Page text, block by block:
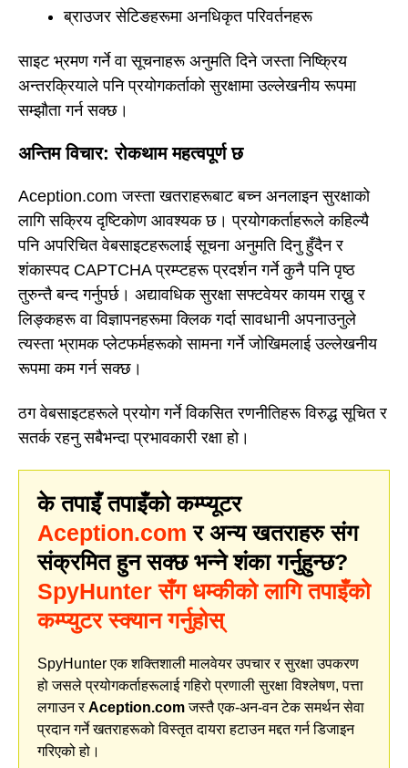
ब्राउजर सेटिङहरूमा अनधिकृत परिवर्तनहरू
साइट भ्रमण गर्ने वा सूचनाहरू अनुमति दिने जस्ता निष्क्रिय
अन्तरक्रियाले पनि प्रयोगकर्ताको सुरक्षामा उल्लेखनीय रूपमा
सम्झौता गर्न सक्छ।
अन्तिम विचार: रोकथाम महत्वपूर्ण छ
Aception.com जस्ता खतराहरूबाट बच्न अनलाइन सुरक्षाको
लागि सक्रिय दृष्टिकोण आवश्यक छ। प्रयोगकर्ताहरूले कहिल्यै
पनि अपरिचित वेबसाइटहरूलाई सूचना अनुमति दिनु हुँदैन र
शंकास्पद CAPTCHA प्रम्प्टहरू प्रदर्शन गर्ने कुनै पनि पृष्ठ
तुरुन्तै बन्द गर्नुपर्छ। अद्यावधिक सुरक्षा सफ्टवेयर कायम राख्नु र
लिङ्कहरू वा विज्ञापनहरूमा क्लिक गर्दा सावधानी अपनाउनुले
त्यस्ता भ्रामक प्लेटफर्महरूको सामना गर्ने जोखिमलाई उल्लेखनीय
रूपमा कम गर्न सक्छ।
ठग वेबसाइटहरूले प्रयोग गर्ने विकसित रणनीतिहरू विरुद्ध सूचित र
सतर्क रहनु सबैभन्दा प्रभावकारी रक्षा हो।
के तपाइँ तपाइँको कम्प्यूटर
Aception.com र अन्य खतराहरु संग
संक्रमित हुन सक्छ भन्ने शंका गर्नुहुन्छ?
SpyHunter सँग धम्कीको लागि तपाइँको
कम्प्युटर स्क्यान गर्नुहोस्
SpyHunter एक शक्तिशाली मालवेयर उपचार र सुरक्षा उपकरण
हो जसले प्रयोगकर्ताहरूलाई गहिरो प्रणाली सुरक्षा विश्लेषण, पत्ता
लगाउन रAception.comजस्तै एक-अन-वन टेक समर्थन सेवा
प्रदान गर्ने खतराहरूको विस्तृत दायरा हटाउन मद्दत गर्न डिजाइन
गरिएको हो।